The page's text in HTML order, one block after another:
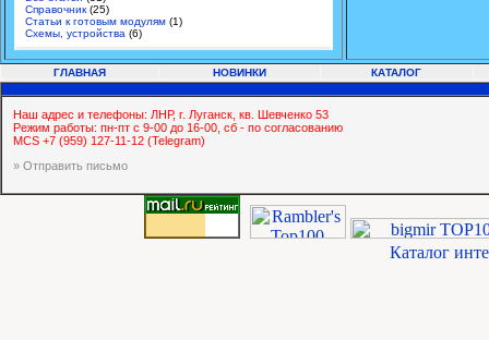
Справочник (25)
Статьи к готовым модулям (1)
Схемы, устройства (6)
ГЛАВНАЯ НОВИНКИ КАТАЛОГ
Наш адрес и телефоны: ЛНР, г. Луганск, кв. Шевченко 53
Режим работы: пн-пт с 9-00 до 16-00, сб - по согласованию
MCS +7 (959) 127-11-12 (Telegram)
» Отправить письмо
Каталог